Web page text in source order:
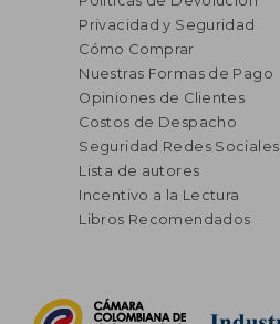
Privacidad y Seguridad
Cómo Comprar
Nuestras Formas de Pago
Opiniones de Clientes
Costos de Despacho
Seguridad Redes Sociales
Lista de autores
Incentivo a la Lectura
Libros Recomendados